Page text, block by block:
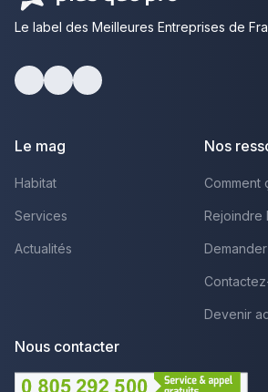
Le label des Meilleures Entreprises de
Le mag
Habitat
Services
Actualités
Nos
Comment
Rejoindre
Devenir
Nous contacter